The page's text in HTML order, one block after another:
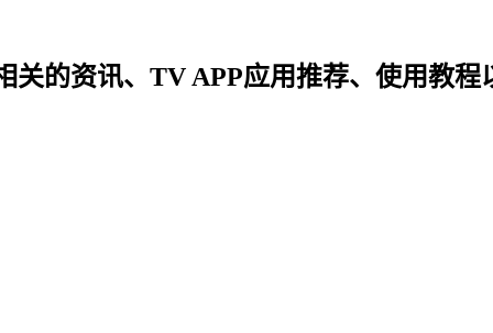
关的资讯、TV APP应用推荐、使用教程